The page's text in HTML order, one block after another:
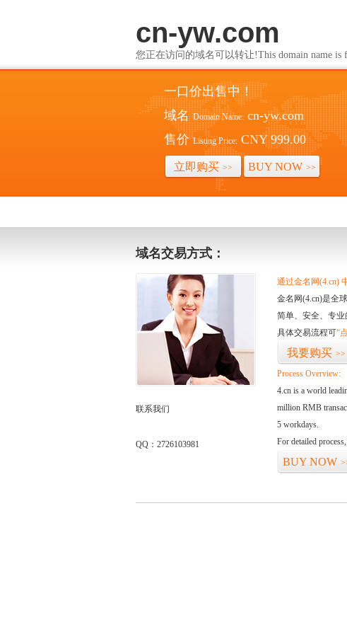
cn-yw.com
您正在访问的域名可以转让!This domain name is
一口价出售中！
域名 Domain Name: cn-yw.com
售价 Listing Price: CNY 999.00
立即购买 >> BUY NOW >>
域名交易方式：
联系我们
QQ：2726103981
通过金名网(4.cn)
金名网(4.cn)是全
简单、安全、专业
具体交易流程可“
我要购买 >>
Process Overview:
4.cn is a world
million RMB
5 workdays.
For detailed
BUY NOW